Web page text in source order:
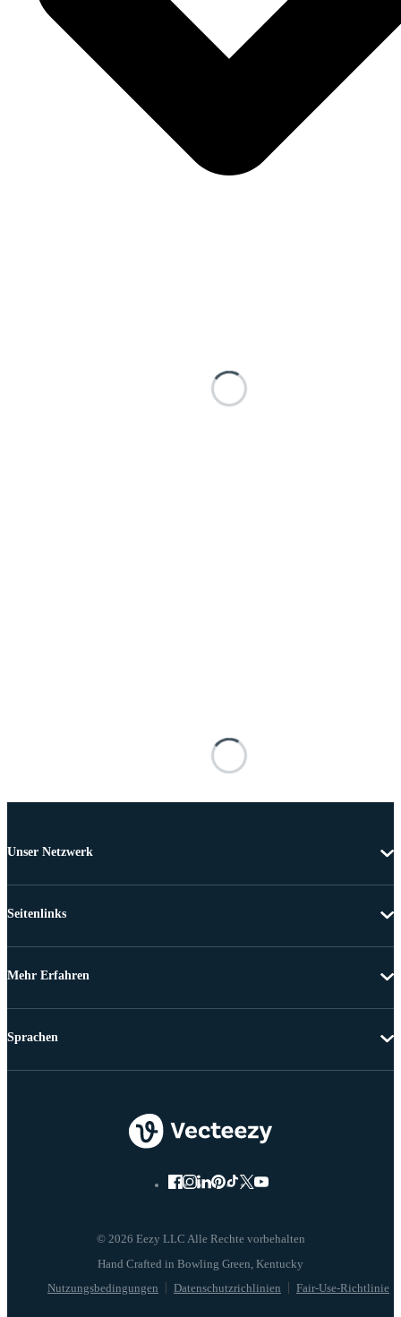
Unser Netzwerk
Seitenlinks
Mehr Erfahren
© 2026 Eezy LLC Alle Rechte vorbehalten
Nutzungsbedingungen Datenschutzrichlinien Fair-Use-Richtlinie
Sprachen